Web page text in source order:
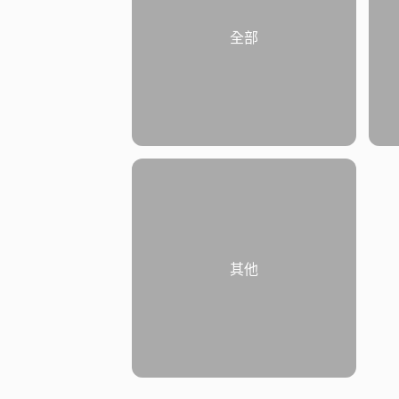
全部
其他